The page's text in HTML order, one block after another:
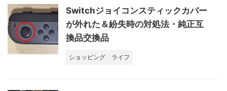
Switchジョイコンスティックカバー
が外れた＆紛失時の対処法・純正互
換品交換品
ショッピング ライフ